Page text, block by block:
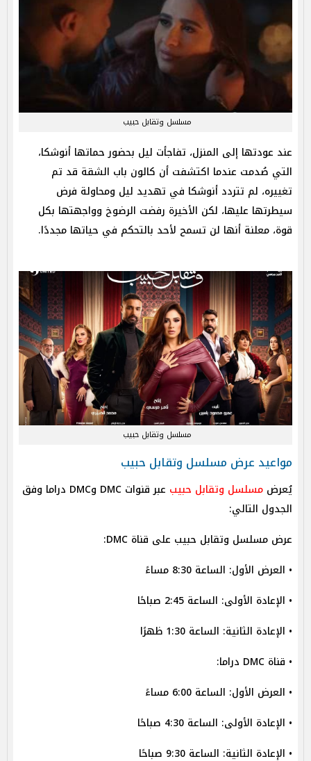
مسلسل وتقابل حبيب
عند عودتها إلى المنزل، تفاجأت ليل بحضور حماتها أنوشكا،
التي صُدمت عندما اكتشفت أن كالون باب الشقة قد تم
تغييره، لم تتردد أنوشكا في تهديد ليل ومحاولة فرض
سيطرتها عليها، لكن الأخيرة رفضت الرضوخ وواجهتها بكل
قوة، معلنة أنها لن تسمح لأحد بالتحكم في حياتها مجددًا.
مسلسل وتقابل حبيب
مواعيد عرض مسلسل وتقابل حبيب
يُعرض مسلسل وتقابل حبيب
عبر قنوات DMC وDMC دراما وفق
الجدول التالي:
عرض مسلسل وتقابل حبيب على قناة DMC:
• العرض الأول: الساعة 8:30 مساءً
• الإعادة الأولى: الساعة 2:45 صباحًا
• الإعادة الثانية: الساعة 1:30 ظهرًا
• قناة DMC دراما:
• العرض الأول: الساعة 6:00 مساءً
• الإعادة الأولى: الساعة 4:30 صباحًا
• الإعادة الثانية: الساعة 9:30 صباحًا